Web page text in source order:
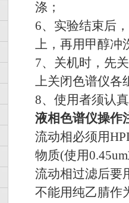
涤；
6、实验结束后
上，再用甲醇
7、关机时，先
上关闭色谱仪
8、使用者须认
液相色谱仪操作
流动相必须用
物质(使用
流动相过滤后要
不能用纯乙腈作